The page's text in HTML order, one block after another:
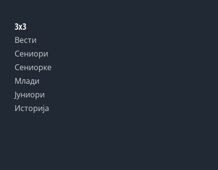
3x3
Вести
Сениори
Сениорке
Млади
Јуниори
Историја